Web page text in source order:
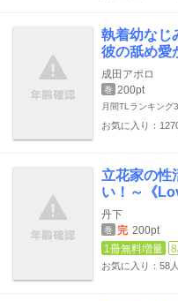
執着幼なじ
彼の舐め愛
成田アポロ
巻 200pt
月間TLランキング
お気に入り：
立花家の性
い！～《
丹下
巻 完 200pt
1冊無料増量
お気に入り：58人